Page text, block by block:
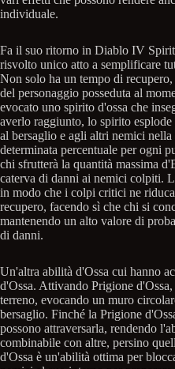
individuale.
Fa il suo ritorno in Diablo IV
risvolto unico atto a semplificare
Non solo ha un tempo di
del personaggio posseduta al
evocato uno spirito d'ossa che
averlo raggiunto, lo spirito
al bersaglio e agli altri nemici
determinata percentuale per ogni
chi sfrutterà la quantità massima
caterva di danni ai nemici colpiti.
in modo che i colpi critici ne
recupero, facendo sì che chi si
mantenendo un alto valore di
di danni.
Un'altra abilità d'Ossa cui hanno
d'Ossa. Attivando Prigione
terreno, evocando un muro
bersaglio. Finché la Prigione
possono attraversarla, rendendo
combinabile con altre, persino
d'Ossa è un'abilità ottima per